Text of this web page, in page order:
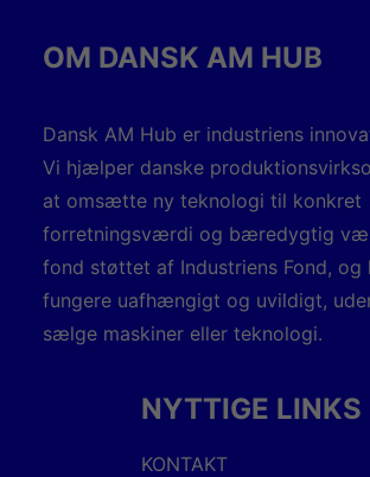
OM DANSK AM HUB
Dansk AM Hub er industriens
Vi hjælper danske
at omsætte ny teknologi til konkret
forretningsværdi og bæredygtig
fond støttet af Industriens Fond, og
fungere uafhængigt og uvildigt,
sælge maskiner eller teknologi.
NYTTIGE LINKS
KONTAKT